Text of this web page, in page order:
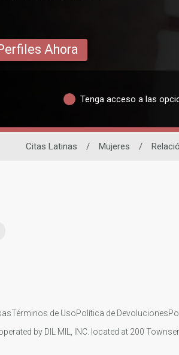
Ahora
Tenga acceso a las
Citas Latinas / Mujeres /
Términos de UsoPolítica de Devoluciones
by DIL MIL, INC. located at 200